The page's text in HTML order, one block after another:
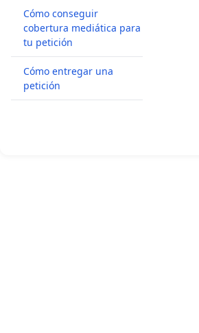
Cómo conseguir
cobertura mediática para
tu petición
Cómo entregar una
petición